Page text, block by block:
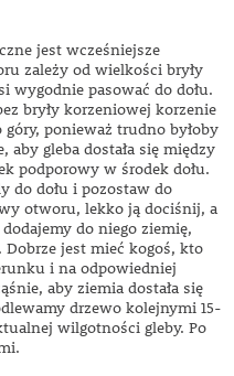
jest wcześniejsze
zależy od wielkości bryły
wygodnie pasować do dołu.
bryły korzeniowej korzenie
ponieważ trudno byłoby
aby gleba dostała się między
podporowy w środek dołu.
do dołu i pozostaw do
otworu, lekko ją dociśnij, a
do niego ziemię,
jest mieć kogoś, kto
i na odpowiedniej
aby ziemia dostała się
drzewo kolejnymi 15-
wilgotności gleby. Po